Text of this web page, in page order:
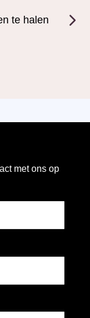
te halen
met ons op